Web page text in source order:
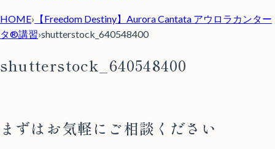
HOME› 【Freedom Destiny】Aurora Cantata アウロラカンター
タ®講習›shutterstock_640548400
shutterstock_640548400
まずはお気軽にご相談ください